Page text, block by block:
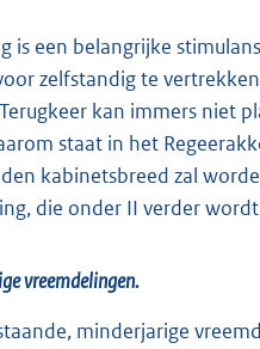
is een belangrijke
zelfstandig te
kan immers niet
staat in het
kabinetsbreed zal
die onder II verder
vreemdelingen.
minderjarige